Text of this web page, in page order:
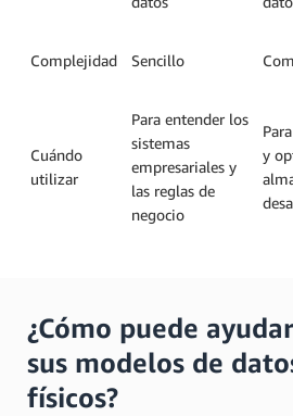
Complejidad Sencillo
Cuándo
utilizar
Para entender los
sistemas
empresariales y
las reglas de
negocio
y
¿Cómo puede
sus modelos de
físicos?